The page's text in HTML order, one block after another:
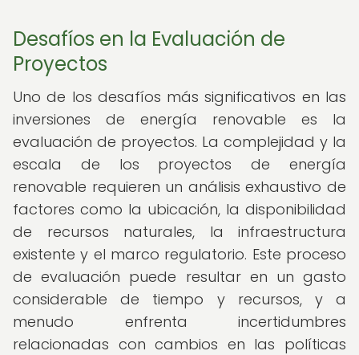
Desafíos en la Evaluación de
Proyectos
Uno de los desafíos más significativos en las
inversiones de energía renovable es la
evaluación de proyectos. La complejidad y la
escala de los proyectos de energía
renovable requieren un análisis exhaustivo de
factores como la ubicación, la disponibilidad
de recursos naturales, la infraestructura
existente y el marco regulatorio. Este proceso
de evaluación puede resultar en un gasto
considerable de tiempo y recursos, y a
menudo enfrenta incertidumbres
relacionadas con cambios en las políticas